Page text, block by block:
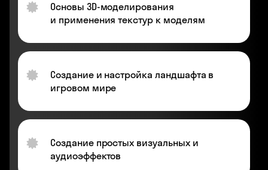
Основы 3D-моделирования
и применения текстур к моделям
Создание и настройка ландшафта в
игровом мире
Создание простых визуальных и
аудиоэффектов